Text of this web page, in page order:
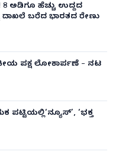
8 ಅಡಿಗೂ ಹೆಚ್ಚು ಉದ್ದದ
ದಾಖಲೆ ಬರೆದ ಭಾರತದ ರೇಣು
ಪಕ್ಷ ಲೋಕಾರ್ಪಣೆ – ನಟ
ಪಟ್ಟಿಯಲ್ಲಿ‘ನ್ಯೂಸ್’, ‘ಭಕ್ತ